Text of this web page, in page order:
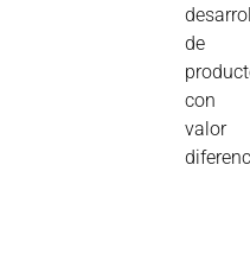
de
con
valor